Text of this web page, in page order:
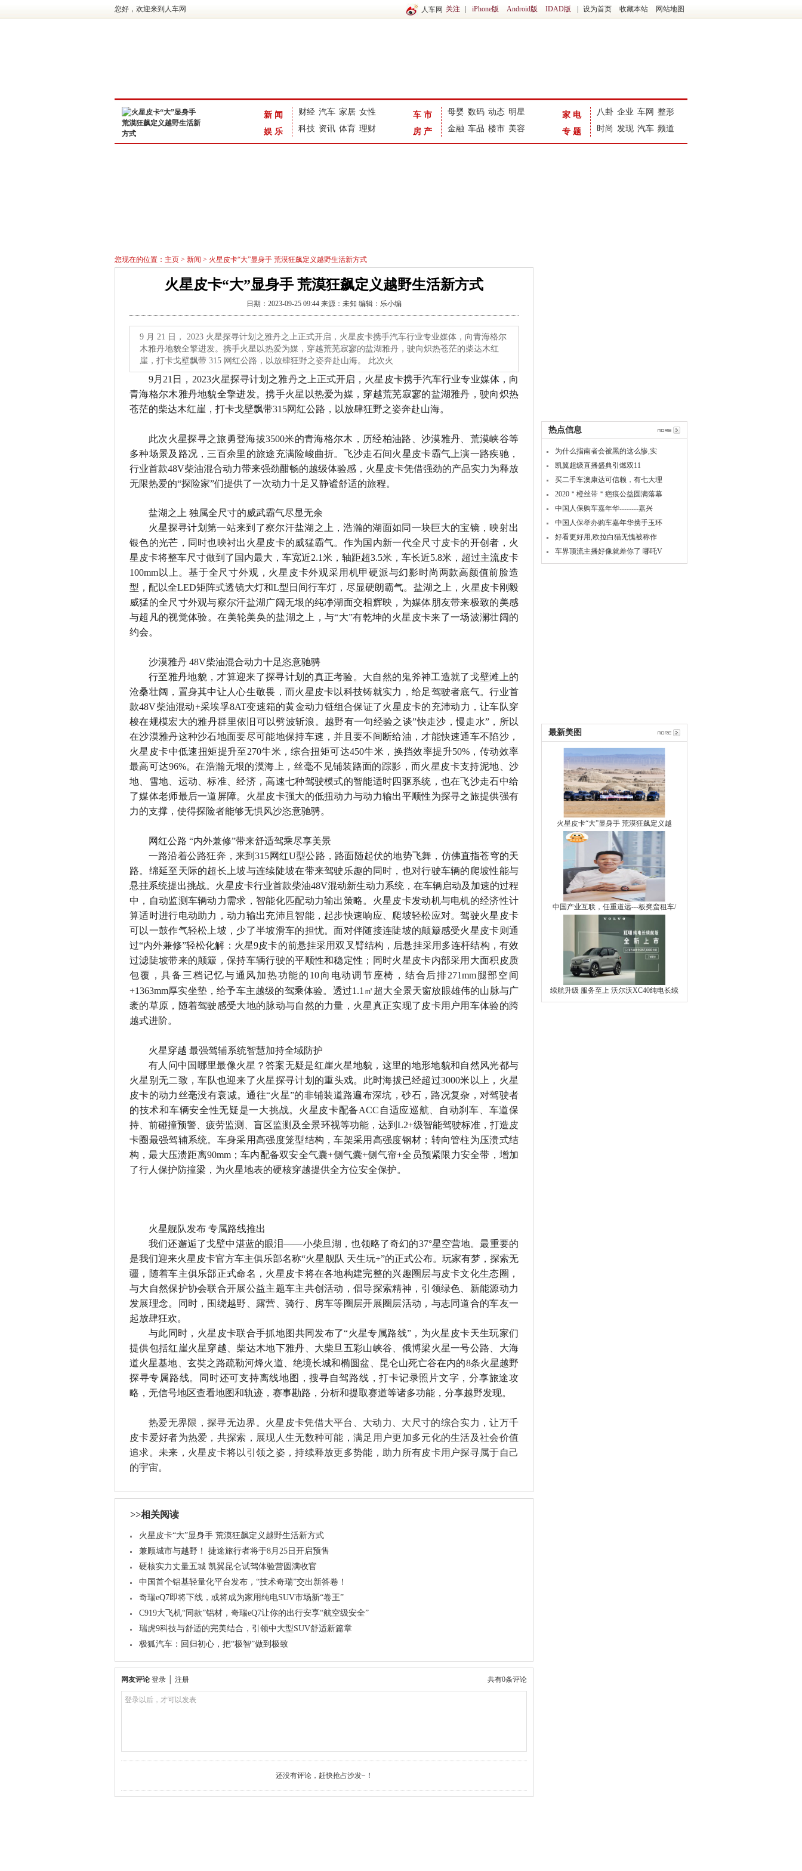
人车网 关注 iPhone版 Android版 IDAD版 设为首页 收藏本站 网站地图
您好，欢迎来到人车网
新闻
娱乐
财经 汽车 家居 女性
科技 资讯 体育 理财
车市
房产
母婴 数码 动态 明星
金融 车品 楼市 美容
家电
专题
八卦 企业 车网 整形
时尚 发现 汽车 频道
您现在的位置： 主页 > 新闻 > 火星皮卡“大”显身手 荒漠狂飙定义越野生活新方式
火星皮卡“大”显身手 荒漠狂飙定义越野生活新方式
日期：2023-09-25 09:44 来源：未知 编辑：乐小编
9 月 21 日， 2023 火星探寻计划之雅丹之上正式开启，火星皮卡携手汽车行业专业媒体，向青海格尔
木雅丹地貌全擎进发。携手火星以热爱为媒，穿越荒芜寂寥的盐湖雅丹，驶向炽热苍茫的柴达木红
崖，打卡戈壁飘带 315 网红公路，以放肆狂野之姿奔赴山海。 此次火
9月 21 日， 2023火星探寻计划之雅丹之上正式开启，火星皮卡携手汽车行业专业媒体，向
青海格尔木雅丹地貌全擎进发。携手火星以热爱为媒，穿越荒芜寂寥的盐湖雅丹，驶向炽热
苍茫的柴达木红崖，打卡戈壁飘带315网红公路，以放肆狂野之姿奔赴山海。
此次火星探寻之旅勇登海拔3500米的青海格尔木，历经柏油路、沙漠雅丹、荒漠峡谷等
多种场景及路况，三百余里的旅途充满险峻曲折。飞沙走石间火星皮卡霸气上演一路疾驰，
行业首款48V柴油混合动力带来强劲酣畅的越级体验感，火星皮卡凭借强劲的产品实力为释放
无限热爱的“探险家”们提供了一次动力十足又静谧舒适的旅程。
盐湖之上 独属全尺寸的威武霸气尽显无余
火星探寻计划第一站来到了察尔汗盐湖之上，浩瀚的湖面如同一块巨大的宝镜，映射出
银色的光芒，同时也映衬出火星皮卡的威猛霸气。作为国内新一代全尺寸皮卡的开创者，火
星皮卡将整车尺寸做到了国内最大，车宽近2.1米，轴距超3.5米，车长近5.8米，超过主流皮卡
100mm 以上。基于全尺寸外观，火星皮卡外观采用机甲硬派与幻影时尚两款高颜值前脸造
型，配以全LED矩阵式透镜大灯和L型日间行车灯，尽显硬朗霸气。盐湖之上，火星皮卡刚毅
威猛的全尺寸外观与察尔汗盐湖广阔无垠的纯净湖面交相辉映，为媒体朋友带来极致的美感
与超凡的视觉体验。在美轮美奂的盐湖之上，与“大”有乾坤的火星皮卡来了一场波澜壮阔的
约会。
沙漠雅丹 48V柴油混合动力十足恣意驰骋
行至雅丹地貌，才算迎来了探寻计划的真正考验。大自然的鬼斧神工造就了戈壁滩上的
沧桑壮阔，置身其中让人心生敬畏，而火星皮卡以科技铸就实力，给足驾驶者底气。行业首
款48V柴油混动+采埃孚8AT变速箱的黄金动力链组合保证了火星皮卡的充沛动力，让车队穿
梭在规模宏大的雅丹群里依旧可以劈波斩浪。越野有一句经验之谈”快走沙，慢走水”，所以
在沙漠雅丹这种沙石地面要尽可能地保持车速，并且要不间断给油，才能快速通车不陷沙，
火星皮卡中低速扭矩提升至270牛米，综合扭矩可达450牛米，换挡效率提升50% ，传动效率
最高可达96%。在浩瀚无垠的漠海上，丝毫不见铺装路面的踪影，而火星皮卡支持泥地、沙
地、雪地、运动、标准、经济，高速七种驾驶模式的智能适时四驱系统，也在飞沙走石中给
了媒体老师最后一道屏障。火星皮卡强大的低扭动力与动力输出平顺性为探寻之旅提供强有
力的支撑，使得探险者能够无惧风沙恣意驰骋。
网红公路 “内外兼修”带来舒适驾乘尽享美景
一路沿着公路狂奔，来到315网红U型公路，路面随起伏的地势飞舞，仿佛直指苍穹的天
路。绵延至天际的超长上坡与连续陡坡在带来驾驶乐趣的同时，也对行驶车辆的爬坡性能与
悬挂系统提出挑战。火星皮卡行业首款柴油48V混动新生动力系统，在车辆启动及加速的过程
中，自动监测车辆动力需求，智能化匹配动力输出策略。火星皮卡发动机与电机的经济性计
算适时进行电动助力，动力输出充沛且智能，起步快速响应、爬坡轻松应对。驾驶火星皮卡
可以一鼓作气轻松上坡，少了半坡滑车的担忧。面对伴随接连陡坡的颠簸感受火星皮卡则通
过“内外兼修”轻松化解：火星9皮卡的前悬挂采用双叉臂结构，后悬挂采用多连杆结构，有效
过滤陡坡带来的颠簸，保持车辆行驶的平顺性和稳定性；同时火星皮卡内部采用大面积皮质
包覆，具备三档记忆与通风加热功能的 10向电动调节座椅，结合后排271mm腿部空间
+1363mm厚实坐垫，给予车主越级的驾乘体验。透过1.1 ㎡超大全景天窗放眼雄伟的山脉与广
袤的草原，随着驾驶感受大地的脉动与自然的力量，火星真正实现了皮卡用户用车体验的跨
越式进阶。
火星穿越 最强驾辅系统智慧加持全域防护
有人问中国哪里最像火星？答案无疑是红崖火星地貌，这里的地形地貌和自然风光都与
火星别无二致，车队也迎来了火星探寻计划的重头戏。此时海拔已经超过3000米以上，火星
皮卡的动力丝毫没有衰减。通往“火星”的非铺装道路遍布深坑，砂石，路况复杂，对驾驶者
的技术和车辆安全性无疑是一大挑战。火星皮卡配备ACC 自适应巡航、自动刹车、车道保
持、前碰撞预警、疲劳监测、盲区监测及全景环视等功能，达到 L2+级智能驾驶标准，打造皮
卡圈最强驾辅系统。车身采用高强度笼型结构，车架采用高强度钢材；转向管柱为压溃式结
构，最大压溃距离90mm；车内配备双安全气囊+侧气囊+侧气帘+全员预紧限力安全带，增加
了行人保护防撞梁，为火星地表的硬核穿越提供全方位安全保护。
火星舰队发布 专属路线推出
我们还邂逅了戈壁中湛蓝的眼泪——小柴旦湖，也领略了奇幻的37°星空营地。最重要的
是我们迎来火星皮卡官方车主俱乐部名称“火星舰队 天生玩+”的正式公布。玩家有梦，探索无
疆，随着车主俱乐部正式命名，火星皮卡将在各地构建完整的兴趣圈层与皮卡文化生态圈，
与大自然保护协会联合开展公益主题车主共创活动，倡导探索精神，引领绿色、新能源动力
发展理念。同时，围绕越野、露营、骑行、房车等圈层开展圈层活动，与志同道合的车友一
起放肆狂欢。
与此同时，火星皮卡联合手抓地图共同发布了“火星专属路线”，为火星皮卡天生玩家们
提供包括红崖火星穿越、柴达木地下雅丹、大柴旦五彩山峡谷、俄博梁火星一号公路、大海
道火星基地、玄奘之路疏勒河烽火道、绝境长城和椭圆盆、昆仑山死亡谷在内的8条火星越野
探寻专属路线。同时还可支持离线地图，搜寻自驾路线，打卡记录照片文字，分享旅途攻
略，无信号地区查看地图和轨迹，赛事勘路，分析和提取赛道等诸多功能，分享越野发现。
热爱无界限，探寻无边界。火星皮卡凭借大平台、大动力、大尺寸的综合实力，让万千
皮卡爱好者为热爱，共探索，展现人生无数种可能，满足用户更加多元化的生活及社会价值
追求。未来，火星皮卡将以引领之姿，持续释放更多势能，助力所有皮卡用户探寻属于自己
的宇宙。
>>相关阅读
火星皮卡“大”显身手 荒漠狂飙定义越野生活新方式
兼顾城市与越野！ 捷途旅行者将于8月25日开启预售
硬核实力丈量五城 凯翼昆仑试驾体验营圆满收官
中国首个铝基轻量化平台发布，“技术奇瑞”交出新答卷！
奇瑞eQ7即将下线，或将成为家用纯电SUV市场新“卷王”
C919大飞机“同款”铝材，奇瑞eQ7让你的出行安享“航空级安全”
瑞虎9科技与舒适的完美结合，引领中大型SUV舒适新篇章
极狐汽车：回归初心，把“极智”做到极致
共有0条评论
网友评论 登录 注册
登录以后，才可以发表
还没有评论，赶快抢占沙发~！
热点信息
为什么指南者会被黑的这么惨,实
凯翼超级直播盛典引燃双11
买二手车澳康达可信赖，有七大理
2020＂橙丝带＂疤痕公益圆满落幕
中国人保购车嘉年华--------嘉兴
中国人保举办购车嘉年华携手玉环
好看更好用,欧拉白猫无愧被称作
车界顶流主播好像就差你了 哪吒V
最新美图
火星皮卡“大”显身手 荒漠狂飙定义越
中国产业互联，任重道远---板凳蛮租车/
续航升级 服务至上 沃尔沃XC40纯电长续